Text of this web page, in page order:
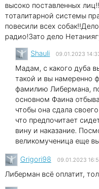
высоко поставленных
тоталитарной системы
повесили всех
радио!Зато дело
Shauli 09.01.2023
Мадам, с какого дуба
такой и вы намеренно
фамилию Либермана,
основном Фаина
чтобы она сдала
что предпочитает
вину и наказание.
великомученица еще
Grigori98 09.01.2023
Либерман всё оплатит,